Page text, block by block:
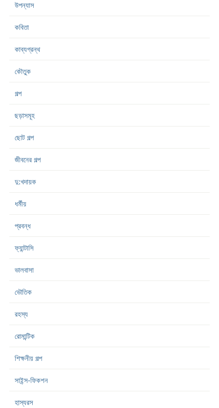
উপন্যাস
কবিতা
কাব্যগ্রন্থ
কৌতুক
গল্প
ছড়াসমূহ
ছোট গল্প
জীবনের গল্প
দু:খদায়ক
ধর্মীয়
প্রবন্ধ
ফ্যান্টাসি
ভালবাসা
ভৌতিক
রহস্য
রোমান্টিক
শিক্ষনীয় গল্প
সাইন্স-ফিকশন
হাস্যরস